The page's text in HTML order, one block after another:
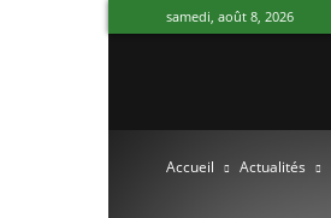
samedi, août 8, 2026
Ivoire
Accueil Actualités